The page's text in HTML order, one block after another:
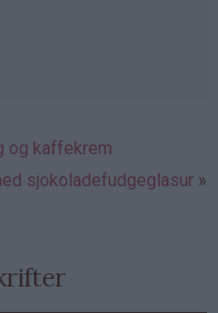
og kaffekrem
sjokoladefudgeglasur